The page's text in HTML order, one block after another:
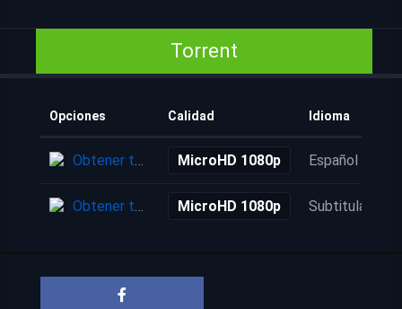
Torrent
Opciones Calidad Idioma
Obtener torrent MicroHD 1080p Español
Obtener torrent MicroHD 1080p Subtitulada